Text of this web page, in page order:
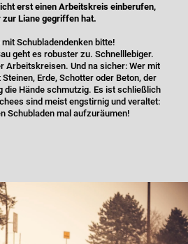
erst einen Arbeitskreis einberufen,
zur Liane gegriffen hat.
Schubladendenken bitte!
geht es robuster zu. Schnelllebiger.
Arbeitskreisen. Und na sicher: Wer mit
Erde, Schotter oder Beton, der
Hände schmutzig. Es ist schließlich
sind meist engstirnig und veraltet:
Schubladen mal aufzuräumen!